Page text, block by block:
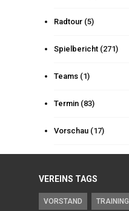
Radtour (5)
Spielbericht (271)
Teams (1)
Termin (83)
Vorschau (17)
VEREINS TAGS
VORSTAND TRAINING